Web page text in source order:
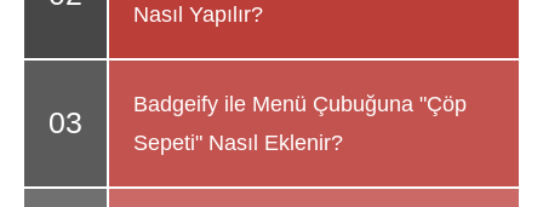
Nasıl Yapılır?
Badgeify ile Menü Çubuğuna "Çöp
Sepeti" Nasıl Eklenir?